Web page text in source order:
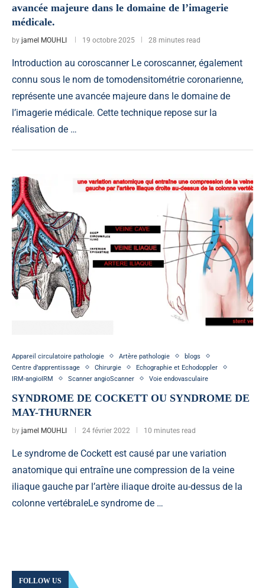
avancée majeure dans le domaine de l’imagerie
médicale.
by jamel MOUHLI 19 octobre 2025 28 minutes read
Introduction au coroscanner Le coroscanner, également
connu sous le nom de tomodensitométrie coronarienne,
représente une avancée majeure dans le domaine de
l’imagerie médicale. Cette technique repose sur la
réalisation de …
Appareil circulatoire pathologie Artère pathologie
blogs
Centre d’apprentissage
Chirurgie
Echographie et Echodoppler
IRM-angioIRM
Scanner angioScanner Voie endovasculaire
SYNDROME DE COCKETT OU SYNDROME DE
MAY-THURNER
by jamel MOUHLI 24 février 2022 10 minutes read
Le syndrome de Cockett est causé par une variation
anatomique qui entraîne une compression de la veine
iliaque gauche par l’artère iliaque droite au-dessus de la
colonne vertébraleLe syndrome de …
FOLLOW US